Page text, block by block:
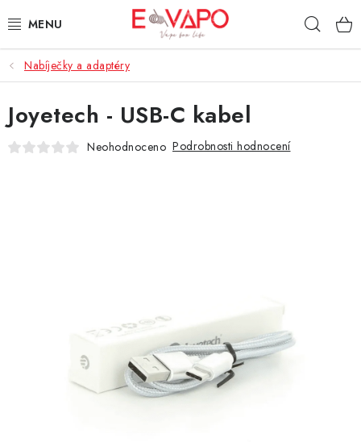
na
3D TISK
TIPY ZA DOBROU CENU
AROMATA A PŘÍCHUTĚ
NIKOTINOVÉ SÁČKY
DÁRKOVÉ VOUCHERY
ATOMIZÉRY A CARTRIDGE
Nabíječky a adaptéry
Joyetech - USB-C kabel
Neohodnoceno Podrobnosti hodnocení